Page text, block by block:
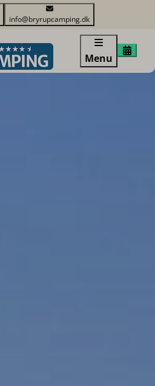
info@bryrupcamping.dk
Menu